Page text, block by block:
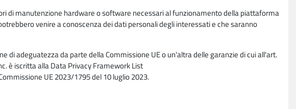
di manutenzione hardware o software necessari al funzionamento della piattaforma
venire a conoscenza dei dati personali degli interessati e che saranno
adeguatezza da parte della Commissione UE o un'altra delle garanzie di cui all'art.
è iscritta alla Data Privacy Framework List
UE 2023/1795 del 10 luglio 2023.